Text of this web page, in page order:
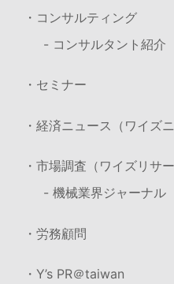
・コンサルティング
- コンサルタント紹介
・セミナー
・経済ニュース（ワイズニ
・市場調査（ワイズリサー
- 機械業界ジャーナル
・労務顧問
・Y’s PR＠taiwan